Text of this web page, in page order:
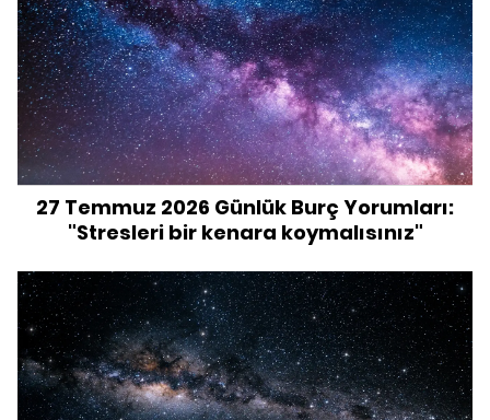
27 Temmuz 2026 Günlük Burç Yorumları:
"Stresleri bir kenara koymalısınız"